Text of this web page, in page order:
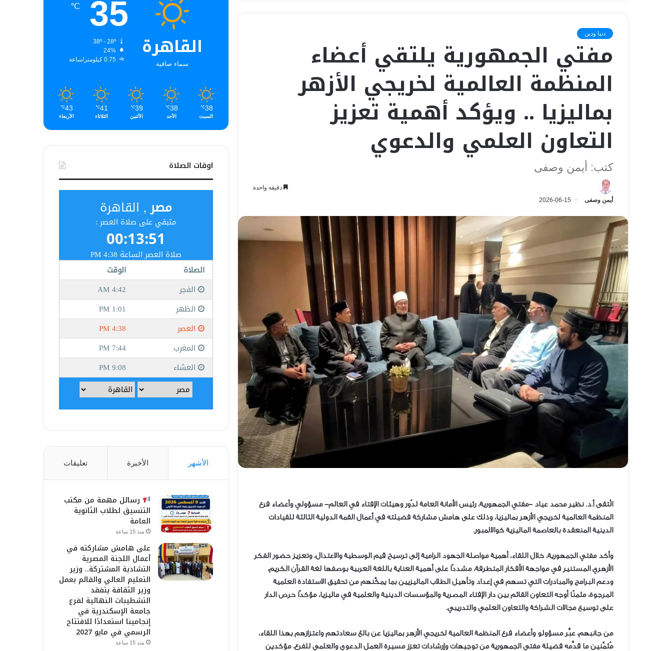
دنيا ودين
مفتي الجمهورية يلتقي أعضاء
المنظمة العالمية لخريجي الأزهر
بماليزيا .. ويؤكد أهمية تعزيز
التعاون العلمي والدعوي
كتب: أيمن وصفى
أيمن وصفى 2026-06-15
دقيقة واحدة
الْتقى أ.د. نظير محمد عياد -مفتي الجمهورية، رئيس الأمانة العامة لدُور وهيئات الإفتاء في العالم- مسؤولي وأعضاء فرع
المنظمة العالمية لخريجي الأزهر بماليزيا، وذلك على هامش مشاركة فضيلته في أعمال القمة الدولية الثالثة للقيادات
الدينية المنعقدة بالعاصمة الماليزية كوالالمبور.
وأكد مفتي الجمهورية، خلال اللقاء، أهمية مواصلة الجهود الرامية إلى ترسيخ قيم الوسطية والاعتدال، وتعزيز حضور الفكر
الأزهري المستنير في مواجهة الأفكار المتطرفة، مشددًا على أهمية العناية باللغة العربية بوصفها لغة القرآن الكريم،
ودعم البرامج والمبادرات التي تسهم في إعداد وتأهيل الطلاب الماليزيين بما يمكِّنهم من تحقيق الاستفادة العلمية
المرجوة، مثمنًا أوجه التعاون القائم بين دار الإفتاء المصرية والمؤسسات الدينية والعلمية في ماليزيا، مؤكدًا حرص الدار
على توسيع مجالات الشراكة والتعاون العلمي والتدريبي.
من جانبهم، عبَّر مسؤولو وأعضاء فرع المنظمة العالمية لخريجي الأزهر بماليزيا عن بالغ سعادتهم واعتزازهم بهذا اللقاء،
مُثمِّنين ما قدَّمه فضيلة مفتي الجمهورية من توجيهات وإرشادات تعزز مسيرة العمل الدعوي والعلمي للفرع، مؤكدين
القاهرة
سماء صافية
35
℃
38º - 28º
24%
0.75 كيلومتر/ساعة
38
℃
السبت
38
℃
الأحد
39
℃
الأثنين
41
℃
الثلاثاء
43
℃
الأربعاء
اوقات الصلاة
الأشهر الأخيرة تعليقات
رسائل مهمة من مكتب
التنسيق لطلاب الثانوية
العامة
منذ 15 ساعة
على هامش مشاركته في
أعمال اللجنة المصرية
التشادية المشتركة.. وزير
التعليم العالي والقائم بعمل
وزير الثقافة يتفقد
التشطيبات النهائية لفرع
جامعة الإسكندرية في
إنجامينا استعدادًا للافتتاح
الرسمي في مايو 2027
منذ 15 ساعة